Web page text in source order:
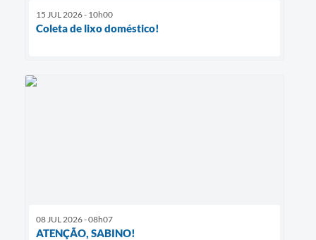
15 JUL 2026 - 10h00
Coleta de lixo doméstico!
08 JUL 2026 - 08h07
ATENÇÃO, SABINO!